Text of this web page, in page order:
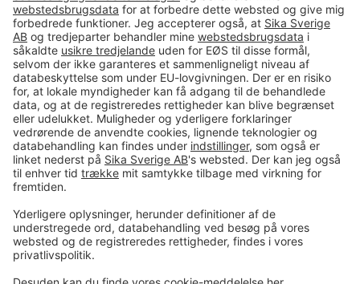
#PCI
Imprint
Almindelige salgs- og
leveringsbetingelser
Juridisk meddelelse